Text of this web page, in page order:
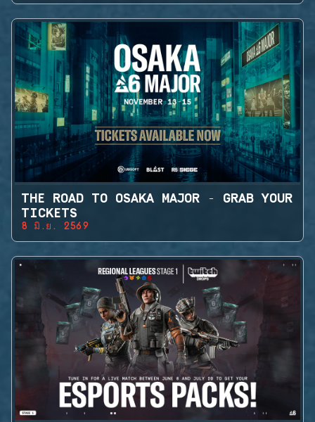
THE ROAD TO OSAKA MAJOR - GRAB YOUR
TICKETS
8 มิ.ย. 2569